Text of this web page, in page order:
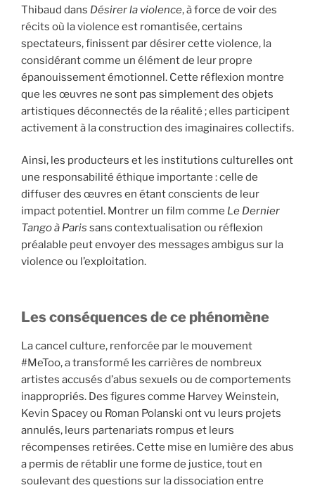
Thibaud dans Désirer la violence, à force de voir des
récits où la violence est romantisée, certains
spectateurs, finissent par désirer cette violence, la
considérant comme un élément de leur propre
épanouissement émotionnel. Cette réflexion montre
que les œuvres ne sont pas simplement des objets
artistiques déconnectés de la réalité ; elles participent
activement à la construction des imaginaires collectifs.
Ainsi, les producteurs et les institutions culturelles ont
une responsabilité éthique importante : celle de
diffuser des œuvres en étant conscients de leur
impact potentiel. Montrer un film comme Le Dernier
Tango à Paris sans contextualisation ou réflexion
préalable peut envoyer des messages ambigus sur la
violence ou l’exploitation.
Les conséquences de ce phénomène
La cancel culture, renforcée par le mouvement
#MeToo, a transformé les carrières de nombreux
artistes accusés d’abus sexuels ou de comportements
inappropriés. Des figures comme Harvey Weinstein,
Kevin Spacey ou Roman Polanski ont vu leurs projets
annulés, leurs partenariats rompus et leurs
récompenses retirées. Cette mise en lumière des abus
a permis de rétablir une forme de justice, tout en
soulevant des questions sur la dissociation entre